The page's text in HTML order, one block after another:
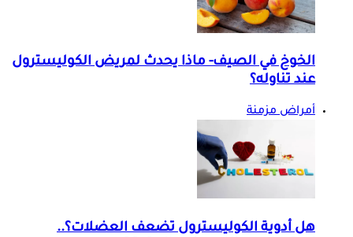
الخوخ في الصيف- ماذا يحدث لمريض الكوليسترول
عند تناوله؟
أمراض مزمنة
هل أدوية الكوليسترول تضعف العضلات؟..